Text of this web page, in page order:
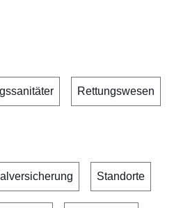
Rettungswesen
Standorte